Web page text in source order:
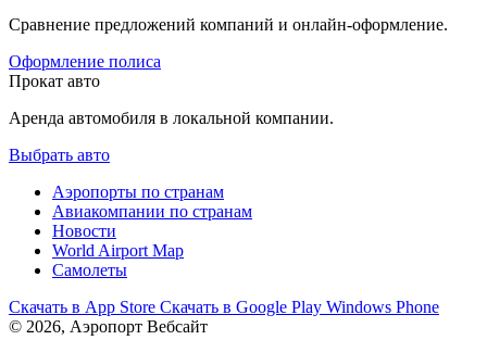
Сравнение предложений компаний и онлайн-оформление.
Оформление полиса
Прокат авто
Аренда автомобиля в локальной компании.
Выбрать авто
Аэропорты по странам
Авиакомпании по странам
Новости
World Airport Map
Самолеты
Скачать в App Store Скачать в Google Play Windows Phone
© 2026, Аэропорт Вебсайт